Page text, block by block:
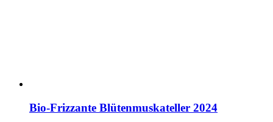
Bio-Frizzante Blütenmuskateller 2024